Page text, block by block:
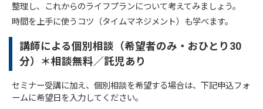
整理し、これからのライフプランについて考えてみましょう。
時間を上手に使うコツ（タイムマネジメント）も学べます。
講師による個別相談（希望者のみ・おひとり30
分）＊相談無料／託児あり
セミナー受講に加え、個別相談を希望する場合は、下記申込フォ
ームに希望日を入力してください。